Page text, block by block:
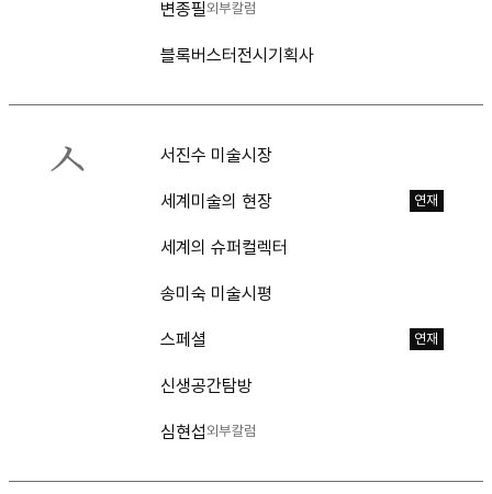
변종필외부칼럼
블록버스터전시기획사
ㅅ 서진수 미술시장
세계미술의 현장 연재
세계의 슈퍼컬렉터
송미숙 미술시평
스페셜 연재
신생공간탐방
심현섭외부칼럼